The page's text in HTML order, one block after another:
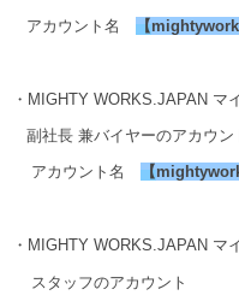
アカウント名 【
・MIGHTY WORKS.JAPAN マ
副社長 兼バイヤーのアカウン
アカウント名 【
・MIGHTY WORKS.JAPAN マ
スタッフのアカウント